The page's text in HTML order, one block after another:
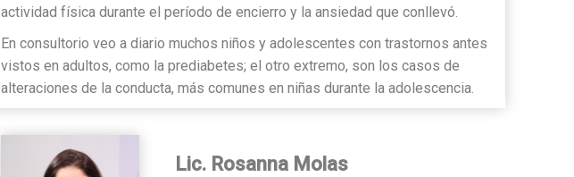
actividad física durante el período de encierro y la ansiedad que conllevó.
En consultorio veo a diario muchos niños y adolescentes con trastornos antes
vistos en adultos, como la prediabetes; el otro extremo, son los casos de
alteraciones de la conducta, más comunes en niñas durante la adolescencia.
Lic. Rosanna Molas